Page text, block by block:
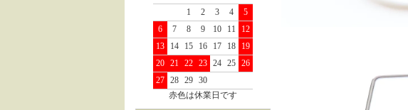
1
2 3 4
5
6
7 8 9 10 11
12
13
14 15 16 17 18
19
20
21 22 23 24 25
26
27
28 29
30
赤色は休業日です